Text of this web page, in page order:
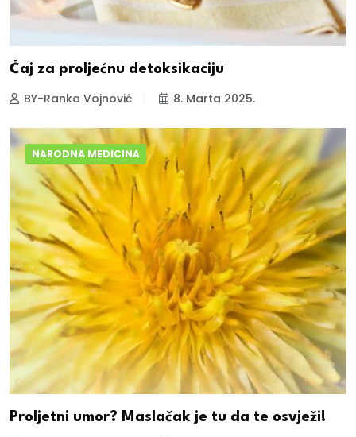
Čaj za proljećnu detoksikaciju
BY-Ranka Vojnović 8. Marta 2025.
NARODNA MEDICINA
Proljetni umor? Maslačak je tu da te osvježi!